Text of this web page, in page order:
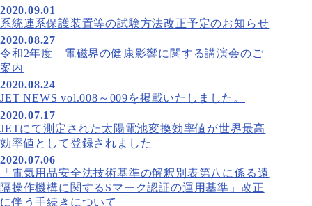
2020.09.01
系統連系保護装置等の試験方法改正予定のお知らせ
2020.08.27
令和2年度 電磁界の健康影響に関する講演会のご
案内
2020.08.24
JET NEWS vol.008～009を掲載いたしました。
2020.07.17
JETにて測定された太陽電池変換効率値が世界最高
効率値として登録されました
2020.07.06
「電気用品安全法技術基準の解釈別表第八に係る遠
隔操作機構に関するSマーク認証の運用基準」改正
に伴う手続きについて